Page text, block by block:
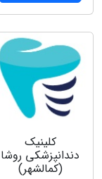
کلینیک
دندانپزشکی روشا
(کمالشهر)